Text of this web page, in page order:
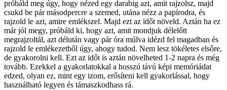
próbáld meg úgy, hogy nézed egy darabig azt, amit rajzolsz, majd
csukd be pár másodpercre a szemed, utána nézz a papírodra, és
rajzold le azt, amire emlékszel. Majd ezt az időt növeld. Aztán ha ez
már jól megy, próbáld ki, hogy azt, amit mondjuk délelőtt
megrajzoltál, azt délután vagy pár óra múlva idézd fel magadban és
rajzold le emlékezetből úgy, ahogy tudod. Nem lesz tökéletes elsőre,
de gyakorolni kell. Ezt az időt is aztán növelheted 1-2 napra és még
tovább. Ezekkel a gyakorlatokkal a hosszú távú képi memóriádat
edzed, olyan ez, mint egy izom, erősíteni kell gyakorlással, hogy
használható legyen és támaszkodhass rá.